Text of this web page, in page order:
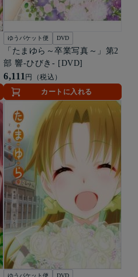
ゆうパケット便 DVD
「たまゆら～卒業写真～」第2
部 響-ひびき- [DVD]
6,111 円（税込）
カートに入れる